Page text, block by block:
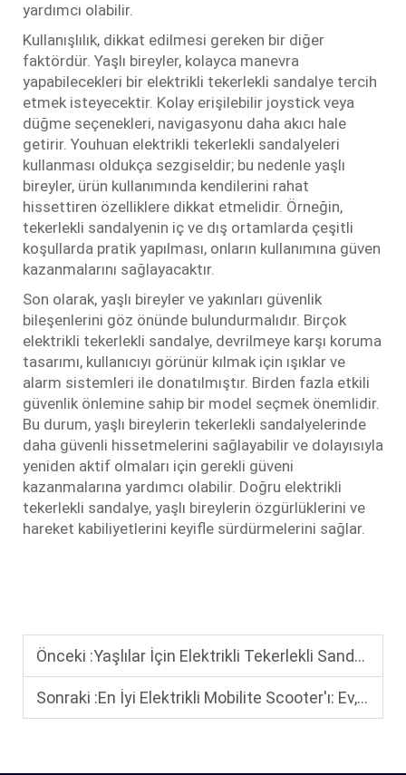
yardımcı olabilir.
Kullanışlılık, dikkat edilmesi gereken bir diğer
faktördür. Yaşlı bireyler, kolayca manevra
yapabilecekleri bir elektrikli tekerlekli sandalye tercih
etmek isteyecektir. Kolay erişilebilir joystick veya
düğme seçenekleri, navigasyonu daha akıcı hale
getirir. Youhuan elektrikli tekerlekli sandalyeleri
kullanması oldukça sezgiseldir; bu nedenle yaşlı
bireyler, ürün kullanımında kendilerini rahat
hissettiren özelliklere dikkat etmelidir. Örneğin,
tekerlekli sandalyenin iç ve dış ortamlarda çeşitli
koşullarda pratik yapılması, onların kullanımına güven
kazanmalarını sağlayacaktır.
Son olarak, yaşlı bireyler ve yakınları güvenlik
bileşenlerini göz önünde bulundurmalıdır. Birçok
elektrikli tekerlekli sandalye, devrilmeye karşı koruma
tasarımı, kullanıcıyı görünür kılmak için ışıklar ve
alarm sistemleri ile donatılmıştır. Birden fazla etkili
güvenlik önlemine sahip bir model seçmek önemlidir.
Bu durum, yaşlı bireylerin tekerlekli sandalyelerinde
daha güvenli hissetmelerini sağlayabilir ve dolayısıyla
yeniden aktif olmaları için gerekli güveni
kazanmalarına yardımcı olabilir. Doğru elektrikli
tekerlekli sandalye, yaşlı bireylerin özgürlüklerini ve
hareket kabiliyetlerini keyifle sürdürmelerini sağlar.
Önceki :Yaşlılar İçin Elektrikli Tekerlekli Sandalye Satın Alma Kılavuzu: Güvenlik Özellikleri ve Konfor İpuçları
Sonraki :En İyi Elektrikli Mobilite Scooter'ı: Ev, Açık Hava ve Seyahat İçin Uygun